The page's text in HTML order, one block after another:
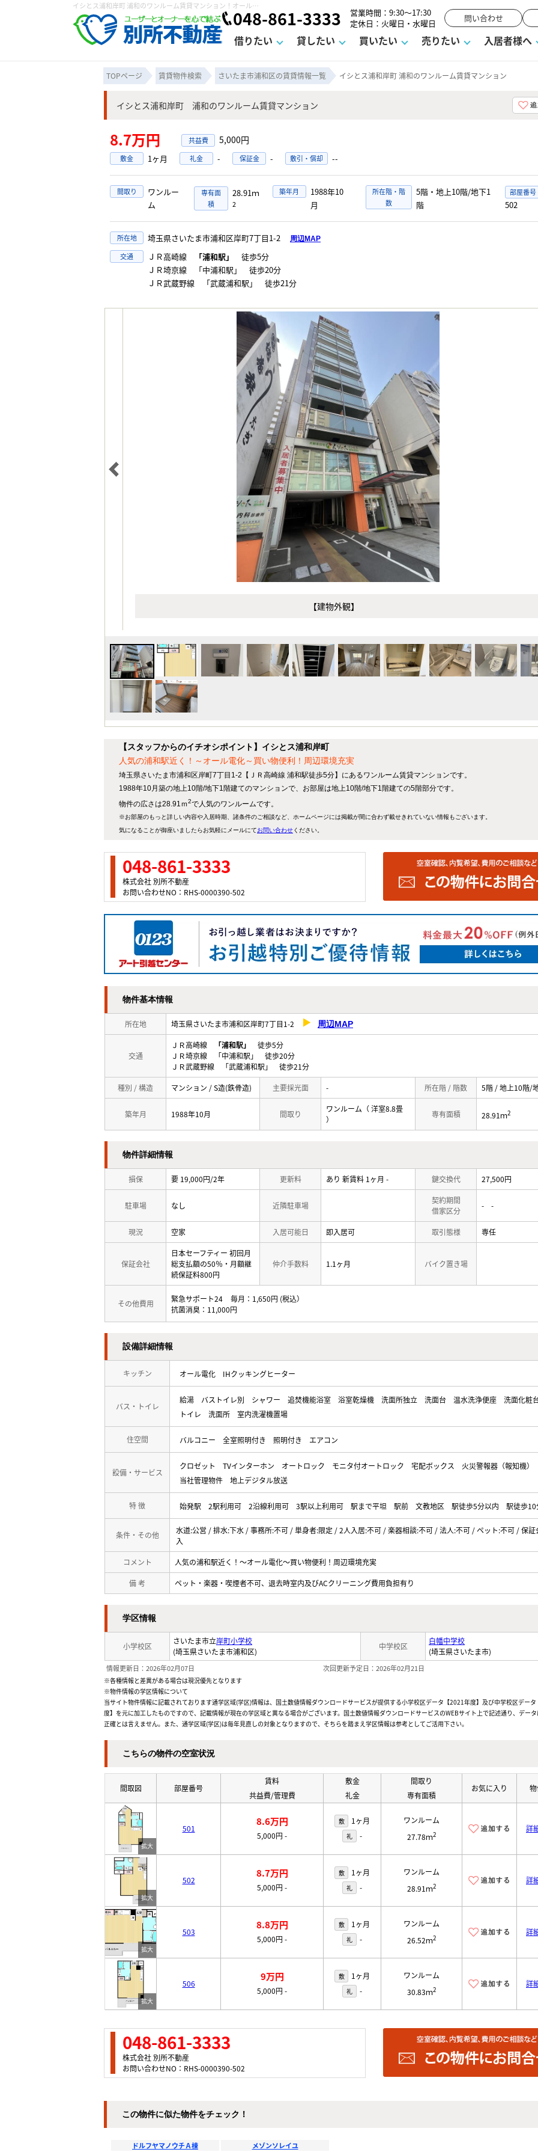
イシとス浦和岸町 浦和のワンルーム賃貸マンション！オール電化IH2口コンロ宅配ボックスTVモニターホンオートロック｜株式会社 別所不動産
048-861-3333
営業時間：9:30～17:30
定休日：火曜日・水曜日
問い合わせ
借りたい
保存した検索条件 賃貸契約までの流れ
貸したい
オーナー座談会 賃貸法律相談室
買いたい 売りたい
媒介契約の種類 諸費用 仲介と買取の違い
よくある質問
入居者様へ
個人情報の取り扱い カスタマーハラスメントに対する基本方針
TOPページ 賃貸物件検索 さいたま市浦和区の賃貸情報一覧 イシとス浦和岸町 浦和のワンルーム賃貸マンション
イシとス浦和岸町 浦和のワンルーム賃貸マンション
8.7万円 5,000円
敷金 1ヶ月 礼金 - 保証金 - 敷引・償却 --
間取り
ワンルー
ム
専有面
積
28.91ｍ
2
築年月
1988年10
月
所在階・階
数
5階・地上10階/地下1
階
502
所在地 埼玉県さいたま市浦和区岸町7丁目1-2 周辺MAP
交通 ＪＲ高崎線 「浦和駅」
徒歩5分
ＪＲ埼京線 「中浦和駅」 徒歩20分
ＪＲ武蔵野線 「武蔵浦和駅」 徒歩21分
【建物外観】
【スタッフからのイチオシポイント】イシとス浦和岸町
人気の浦和駅近く！～オール電化～買い物便利！周辺環境充実
埼玉県さいたま市浦和区岸町7丁目1-2【ＪＲ高崎線 浦和駅徒歩5分】にあるワンルーム賃貸マンションです。
1988年10月築の地上10階/地下1階建てのマンションで、お部屋は地上10階/地下1階建ての5階部分です。
物件の広さは28.91ｍ2で人気のワンルームです。
※お部屋のもっと詳しい内容や入居時期、諸条件のご相談など、ホームページには掲載が間に合わず載せきれていない情報もございます。
気になることが御座いましたらお気軽にメールにてお問い合わせください。
048-861-3333
株式会社 別所不動産
お問い合わせNO：RHS-0000390-502
物件基本情報
所在地 埼玉県さいたま市浦和区岸町7丁目1-2 周辺MAP
交通
ＪＲ高崎線 「浦和駅」
徒歩5分
ＪＲ埼京線 「中浦和駅」 徒歩20分
ＪＲ武蔵野線 「武蔵浦和駅」 徒歩21分
種別 / 構造 マンション / S造(鉄骨造) 主要採光面 - 所在階 / 階数 5階 / 地上10階/
築年月 1988年10月 間取り
ワンルーム（ 洋室8.8畳
）
専有面積 28.91ｍ2
物件詳細情報
損保 要 19,000円/2年 更新料 あり 新賃料 1ヶ月 - 鍵交換代 27,500円
駐車場 なし 近隣駐車場
契約期間
借家区分
- -
現況 空家 入居可能日 即入居可 取引態様 専任
保証会社
日本セーフティー 初回月
総支払額の50％・月額継
続保証料800円
仲介手数料 1.1ヶ月 バイク置き場
その他費用 緊急サポート24 毎月 1,650円 税込
抗菌消臭：11,000円
設備詳細情報
キッチン オール電化 IHクッキングヒーター
バス・トイレ
給湯 バストイレ別 シャワー 追焚機能浴室 浴室乾燥機 洗面所独立 洗面台 温水洗浄便座
洗面化粧
トイレ
洗面所 室内洗濯機置場
住空間 バルコニー 全室照明付き 照明付き エアコン
設備・サービス
クロゼット TVインターホン オートロック モニタ付オートロック 宅配ボックス
火災警報器（報知機）
当社管理物件
地上デジタル放送
特 徴 始発駅 2駅利用可 2沿線利用可 3駅以上利用可 駅まで平坦 駅前 文教地区 駅徒歩5分以内 駅徒歩10
条件・その他
水道:公営 / 排水:下水 / 事務所:不可 / 単身者:限定 / 2人入居:不可 / 楽器相談:不可 / 法人:不可 / ペット:不可 / 保証
入
コメント 人気の浦和駅近く！～オール電化～買い物便利！周辺環境充実
備 考 ペット・楽器・喫煙者不可、退去時室内及びACクリーニング費用負担有り
学区情報
小学校区
さいたま市立岸町小学校
(埼玉県さいたま市浦和区)
中学校区
白幡中学校
(埼玉県さいたま市)
情報更新日：2026年02月07日 次回更新予定日：2026年02月21日
※各種情報と差異がある場合は現況優先となります
※物件情報の学区情報について
当サイト物件情報に記載されております通学区域(学区)情報は、国土数値情報ダウンロードサービスが提供する小学校区データ【2021年度】及び中学校区デー
度】を元に加工したものですので、記載情報が現在の学区域と異なる場合がございます。国土数値情報ダウンロードサービスのWEBサイト上で記述通り、デー
正確とは言えません。また、通学区域(学区)は毎年見直しの対象となりますので、そちらを踏まえ学区情報は参考としてご活用下さい。
こちらの物件の空室状況
間取図 部屋番号
賃料
共益費/管理費
敷金
礼金
間取り
専有面積
お気に入り
501
8.6万円
5,000円 -
敷 1ヶ月
礼 -
ワンルーム
27.78ｍ2
詳
502
8.7万円
5,000円 -
敷 1ヶ月
礼 -
ワンルーム
28.91ｍ2
詳
503
8.8万円
5,000円 -
敷 1ヶ月
礼 -
ワンルーム
26.52ｍ2
詳
506
9万円
5,000円 -
敷 1ヶ月
礼 -
ワンルーム
30.83ｍ2
詳
048-861-3333
株式会社 別所不動産
お問い合わせNO：RHS-0000390-502
この物件に似た物件をチェック！
ドルフヤマノウチＡ棟 メゾンソレイユ